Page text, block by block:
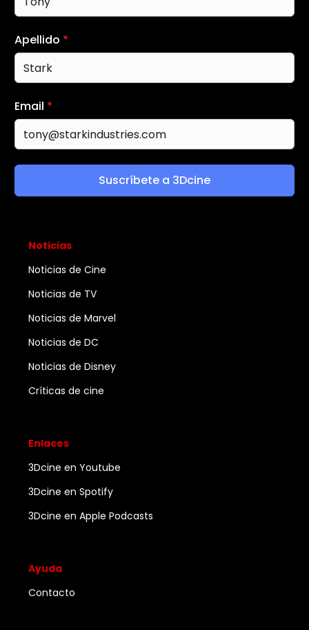
Apellido *
Email *
Suscríbete a 3Dcine
Noticias
Noticias de Cine
Noticias de TV
Noticias de Marvel
Noticias de DC
Noticias de Disney
Críticas de cine
Enlaces
3Dcine en Youtube
3Dcine en Spotify
3Dcine en Apple Podcasts
Ayuda
Contacto